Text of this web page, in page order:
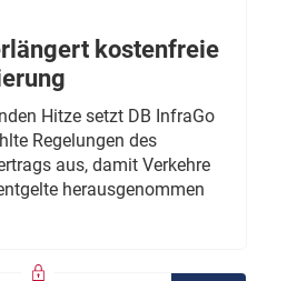
kostenfreie
Hitze setzt DB InfraGo
Regelungen des
aus, damit Verkehre
herausgenommen